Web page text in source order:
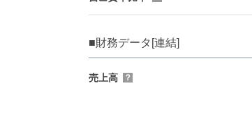
■財務データ[連結]
売上高 ？